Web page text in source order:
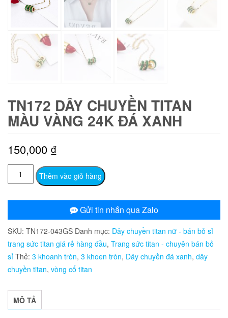
TN172 DÂY CHUYỀN TITAN
MÀU VÀNG 24K ĐÁ XANH
150,000 ₫
TN172
Dây
màu
vàng
24k
đá
xanh
lượng
Thêm vào giỏ hàng
Gửi tin nhắn qua Zalo
SKU: TN172-043GS Danh mục: Dây chuyền titan nữ - bán bỏ sỉ
trang sức titan giá rẻ hàng đầu, Trang sức titan - chuyên bán bỏ
sỉ Thẻ: 3 khoanh tròn, 3 khoen tròn, Dây chuyền đá xanh, dây
chuyền titan, vòng cổ titan
MÔ TẢ